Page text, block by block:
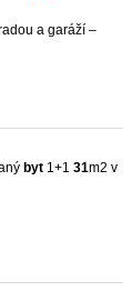
a garáží –
byt 1+1 31m2 v